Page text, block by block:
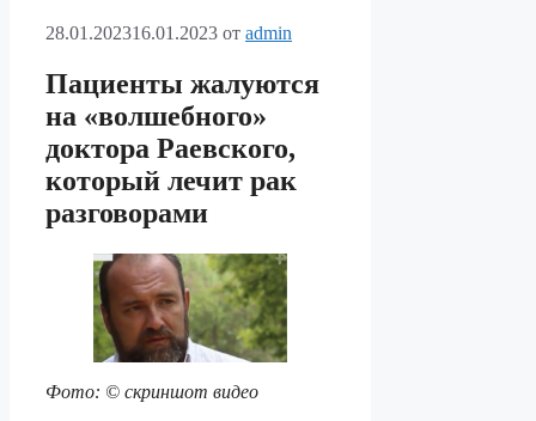
28.01.202316.01.2023 от admin
Пациенты жалуются
на «волшебного»
доктора Раевского,
который лечит рак
разговорами
Фото: © скриншот видео